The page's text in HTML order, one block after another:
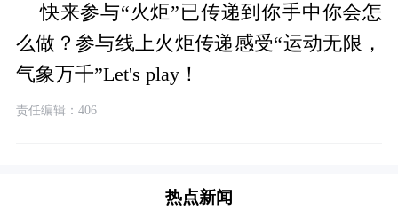
快来参与“火炬”已传递到你手中你会怎
么做？参与线上火炬传递感受“运动无限，
气象万千”Let's play！
责任编辑：406
热点新闻